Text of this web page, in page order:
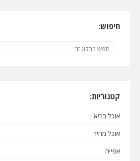
חיפוש:
קטגוריות:
אוכל בריא
אוכל מהיר
אפייה